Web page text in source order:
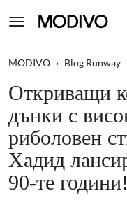
MODIVO › Blog Runway
Откриващи
дънки с
риболовен
Хадид
90-те години!